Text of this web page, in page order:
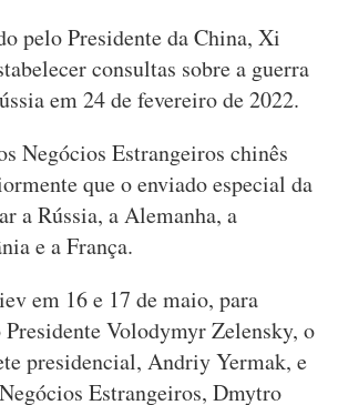
pelo Presidente da China, Xi
consultas sobre a guerra
em 24 de fevereiro de 2022.
Negócios Estrangeiros chinês
que o enviado especial da
a Rússia, a Alemanha, a
e a França.
em 16 e 17 de maio, para
Volodymyr Zelensky, o
presidencial, Andriy Yermak, e
Estrangeiros, Dmytro